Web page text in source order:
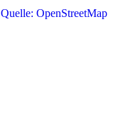
Quelle: OpenStreetMap